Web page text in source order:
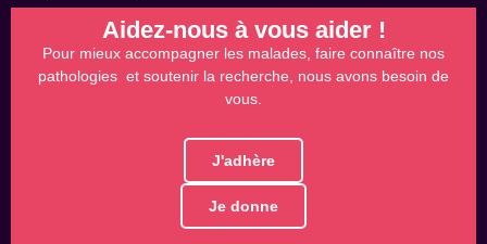
Aidez-nous à vous aider !
Pour mieux accompagner les malades, faire connaître nos
pathologies et soutenir la recherche, nous avons besoin de
vous.
J'adhère
Je donne